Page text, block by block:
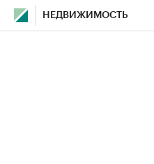
НЕДВИЖИМОСТЬ